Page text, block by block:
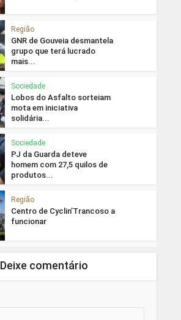
Região
GNR de Gouveia desmantela
grupo que terá lucrado
mais...
Sociedade
Lobos do Asfalto sorteiam
mota em iniciativa
solidária...
Sociedade
PJ da Guarda deteve
homem com 27,5 quilos de
produtos...
Região
Centro de Cyclin’Trancoso a
funcionar
Deixe comentário